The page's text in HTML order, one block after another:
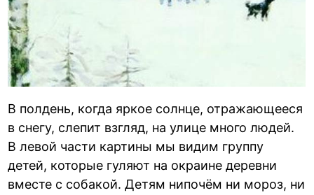
В полдень, когда яркое солнце, отражающееся
в снегу, слепит взгляд, на улице много людей.
В левой части картины мы видим группу
детей, которые гуляют на окраине деревни
вместе с собакой. Детям нипочём ни мороз, ни